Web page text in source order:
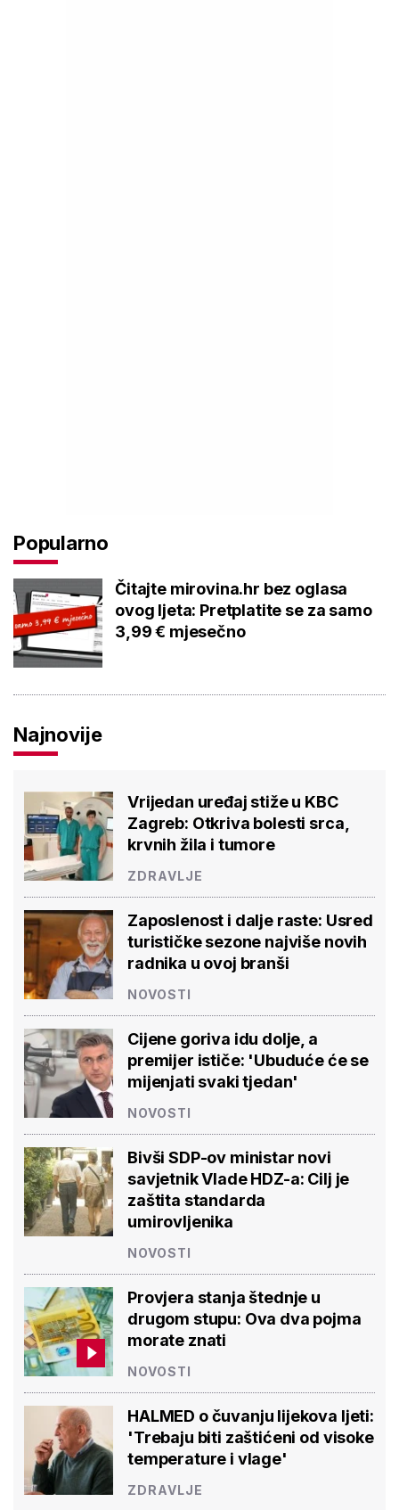
Popularno
Čitajte mirovina.hr bez oglasa
ovog ljeta: Pretplatite se za samo
3,99 € mjesečno
Najnovije
Vrijedan uređaj stiže u KBC
Zagreb: Otkriva bolesti srca,
krvnih žila i tumore
ZDRAVLJE
Zaposlenost i dalje raste: Usred
turističke sezone najviše novih
radnika u ovoj branši
NOVOSTI
Cijene goriva idu dolje, a
premijer ističe: 'Ubuduće će se
mijenjati svaki tjedan'
NOVOSTI
Bivši SDP-ov ministar novi
savjetnik Vlade HDZ-a: Cilj je
zaštita standarda
umirovljenika
NOVOSTI
Provjera stanja štednje u
drugom stupu: Ova dva pojma
morate znati
NOVOSTI
HALMED o čuvanju lijekova ljeti:
'Trebaju biti zaštićeni od visoke
temperature i vlage'
ZDRAVLJE